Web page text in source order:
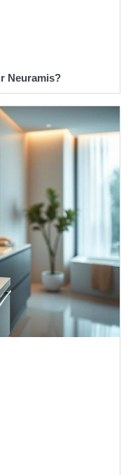
Neuramis?